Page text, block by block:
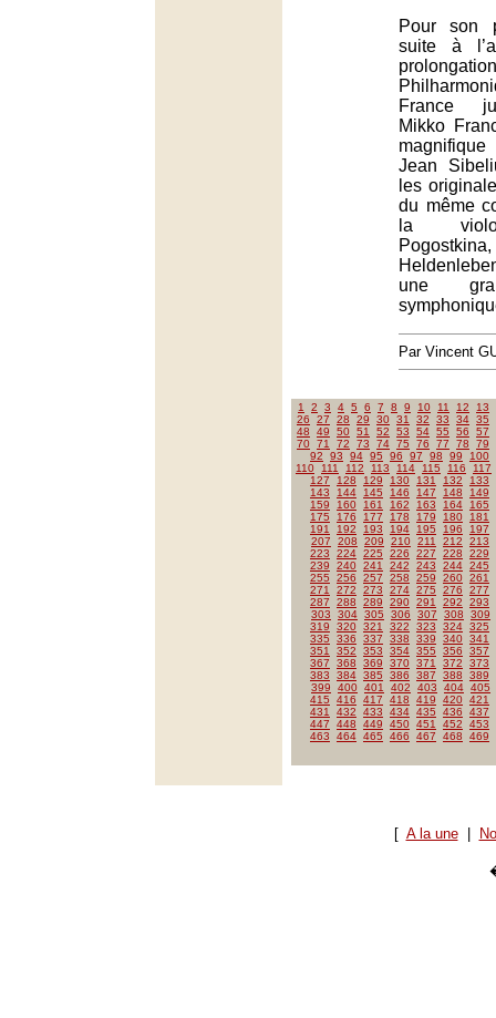
Pour son
suite à
France
Mikko
Jean
les
du même
la
une
Par Vincent
1 2 3 4 5 6 7 8 9 10 11 12
13
26
27 28 29 30 31 32 33 34 35
48
49 50 51 52 53 54 55 56
57
70 71 72 73 74 75 76 77 78
79
92
93 94 95 96 97 98 99
100
110
111 112 113 114 115 116
117
127
128 129 130 131 132
133
143
144 145 146 147 148
149
159
160 161 162 163 164
165
175
176 177 178 179 180
181
191
192 193 194 195 196
197
207
208 209 210 211 212
213
223
224 225 226 227 228
229
239
240 241 242 243 244 245
255
256 257 258 259 260 261
271
272 273 274 275 276
277
287
288 289 290 291 292
293
303
304 305 306 307 308
309
319
320 321 322 323 324 325
335
336 337 338 339 340 341
351
352 353 354 355 356
357
367
368 369 370 371 372
373
383
384 385 386 387 388
389
399
400 401 402 403 404 405
415
416 417 418 419 420 421
431
432 433 434 435 436
437
447
448 449 450 451 452
453
463
464 465 466 467 468 469
[ A la une|